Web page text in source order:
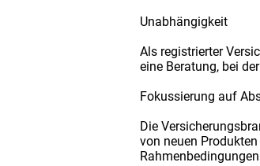
Unabhängigkeit
Als registrierter
eine Beratung, bei
Fokussierung auf
Die
von neuen